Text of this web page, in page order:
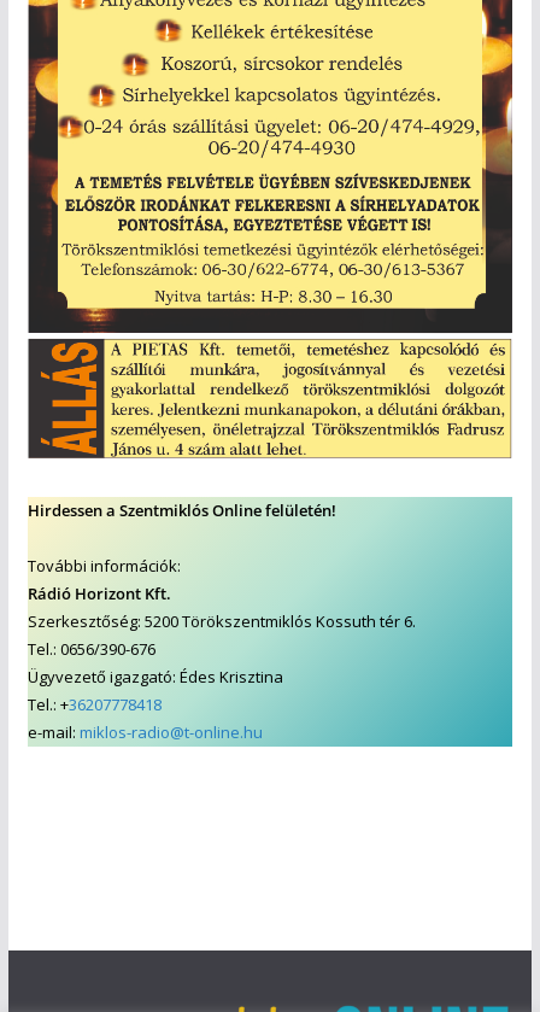
Hirdessen a Szentmiklós Online felületén!
További információk:
Rádió Horizont Kft.
Szerkesztőség: 5200 Törökszentmiklós Kossuth tér 6.
Tel.: 0656/390-676
Ügyvezető igazgató: Édes Krisztina
Tel.: +36207778418
e-mail: miklos-radio@t-online.hu